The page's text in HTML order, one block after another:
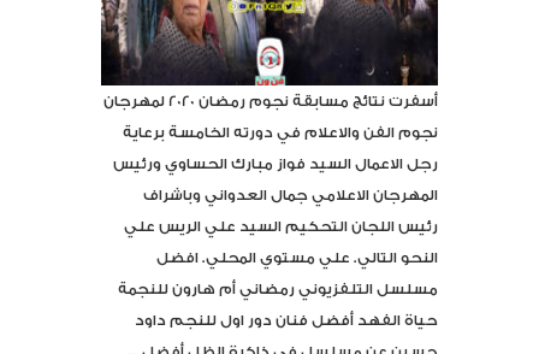
أسفرت نتائج مسابقة نجوم رمضان 2020 لمهرجان
نجوم الفن والاعلام في دورته الخامسة برعاية
رجل الاعمال السيد فواز مبارك الحساوي ورئيس
المهرجان الاعلامي جمال العدواني وباشراف
رئيس اللجان التحكيم السيد علي الريس علي
النحو التالي. علي مستوي المحلي. افضل
مسلسل التلفزيوني رمضاني أم هارون للنجمة
حياة الفهد أفضل فنان دور اول للنجم داود